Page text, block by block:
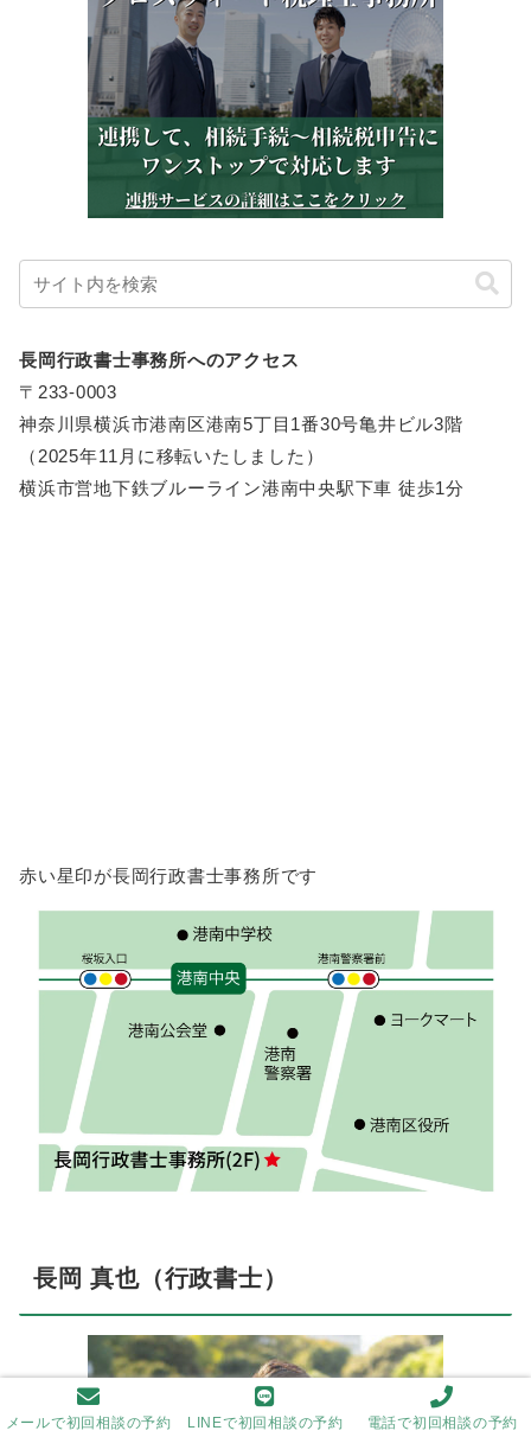
長岡行政書士事務所へのアクセス
〒233-0003
神奈川県横浜市港南区港南5丁目1番30号亀井ビル3階
（2025年11月に移転いたしました）
横浜市営地下鉄ブルーライン港南中央駅下車 徒歩1分
赤い星印が長岡行政書士事務所です
長岡 真也（行政書士）
メールで初回相談の予約 LINEで初回相談の予約 電話で初回相談の予約